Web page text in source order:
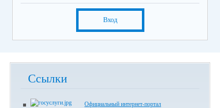
Вход
Ссылки
Официальный интернет-портал